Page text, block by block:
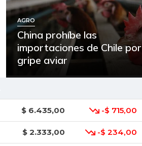
AGRO
China prohíbe las
importaciones de Chile por
gripe aviar
$ 6.435,00 -$ 715,00
$ 2.333,00 -$ 234,00